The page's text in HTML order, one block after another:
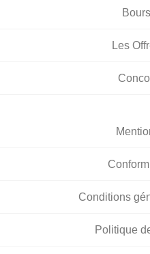
Les
Conditions
Politique